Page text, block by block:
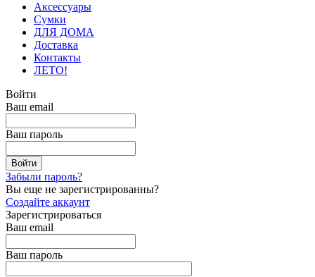
Аксессуары
Сумки
ДЛЯ ДОМА
Доставка
Контакты
ЛЕТО!
Войти
Ваш email
Ваш пароль
Забыли пароль?
Вы еще не зарегистрированны?
Создайте аккаунт
Зарегистрироваться
Ваш email
Ваш пароль